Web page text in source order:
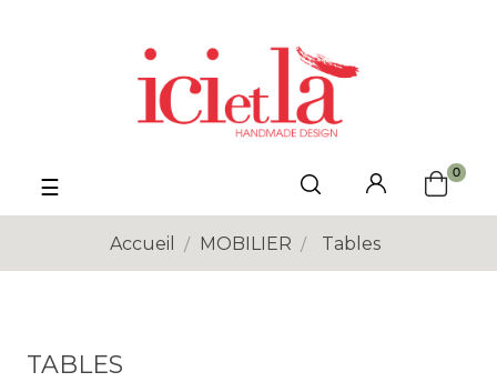
Basculer
la
navigation
☰
0
Accueil MOBILIER Tables
TABLES